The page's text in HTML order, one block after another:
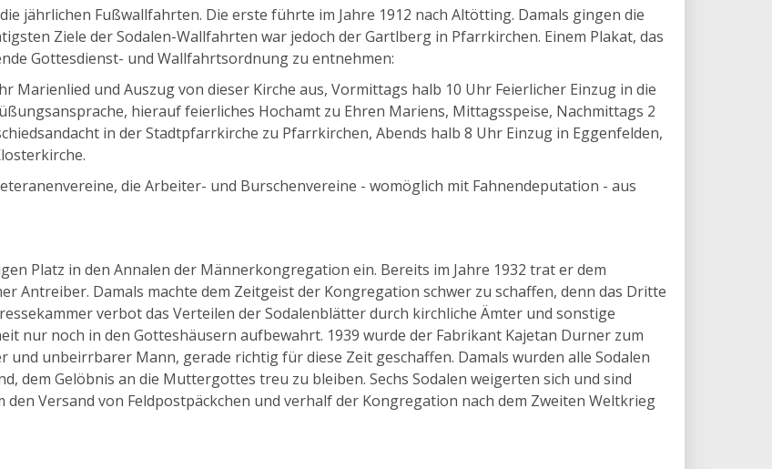
jährlichen Fußwallfahrten. Die erste führte im Jahre 1912 nach Altötting. Damals gingen die
Ziele der Sodalen-Wallfahrten war jedoch der Gartlberg in Pfarrkirchen. Einem Plakat, das
Gottesdienst- und Wallfahrtsordnung zu entnehmen:
Marienlied und Auszug von dieser Kirche aus, Vormittags halb 10 Uhr Feierlicher Einzug in die
hierauf feierliches Hochamt zu Ehren Mariens, Mittagsspeise, Nachmittags 2
in der Stadtpfarrkirche zu Pfarrkirchen, Abends halb 8 Uhr Einzug in Eggenfelden,
die Arbeiter- und Burschenvereine - womöglich mit Fahnendeputation - aus
Platz in den Annalen der Männerkongregation ein. Bereits im Jahre 1932 trat er dem
Antreiber. Damals machte dem Zeitgeist der Kongregation schwer zu schaffen, denn das Dritte
verbot das Verteilen der Sodalenblätter durch kirchliche Ämter und sonstige
nur noch in den Gotteshäusern aufbewahrt. 1939 wurde der Fabrikant Kajetan Durner zum
unbeirrbarer Mann, gerade richtig für diese Zeit geschaffen. Damals wurden alle Sodalen
dem Gelöbnis an die Muttergottes treu zu bleiben. Sechs Sodalen weigerten sich und sind
Versand von Feldpostpäckchen und verhalf der Kongregation nach dem Zweiten Weltkrieg